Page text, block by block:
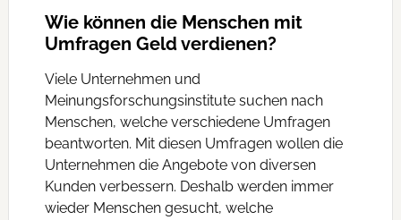
Wie können die Menschen mit
Umfragen Geld verdienen?
Viele Unternehmen und
Meinungsforschungsinstitute suchen nach
Menschen, welche verschiedene Umfragen
beantworten. Mit diesen Umfragen wollen die
Unternehmen die Angebote von diversen
Kunden verbessern. Deshalb werden immer
wieder Menschen gesucht, welche